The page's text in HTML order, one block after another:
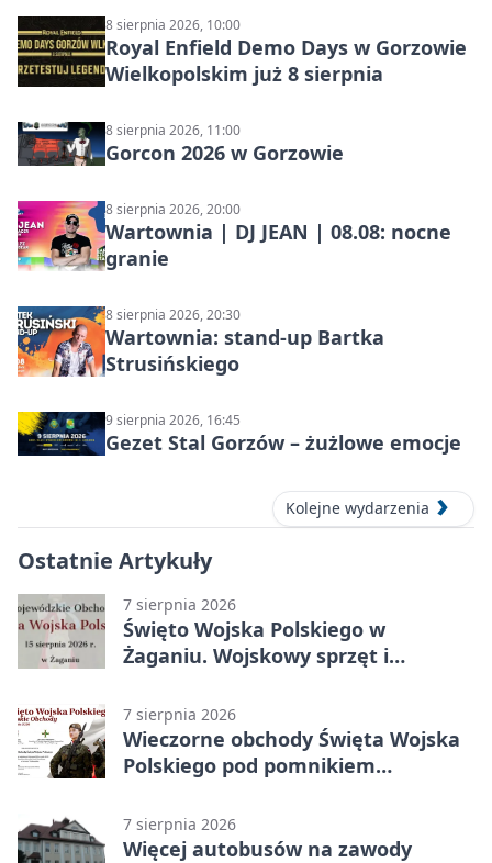
8 sierpnia 2026, 10:00
Royal Enfield Demo Days w Gorzowie
Wielkopolskim już 8 sierpnia
8 sierpnia 2026, 11:00
Gorcon 2026 w Gorzowie
8 sierpnia 2026, 20:00
Wartownia | DJ JEAN | 08.08: nocne
granie
8 sierpnia 2026, 20:30
Wartownia: stand-up Bartka
Strusińskiego
9 sierpnia 2026, 16:45
Gezet Stal Gorzów – żużlowe emocje
Kolejne wydarzenia
Ostatnie Artykuły
7 sierpnia 2026
Święto Wojska Polskiego w
Żaganiu. Wojskowy sprzęt i
7 sierpnia 2026
Wieczorne obchody Święta Wojska
Polskiego pod pomnikiem
7 sierpnia 2026
Więcej autobusów na zawody